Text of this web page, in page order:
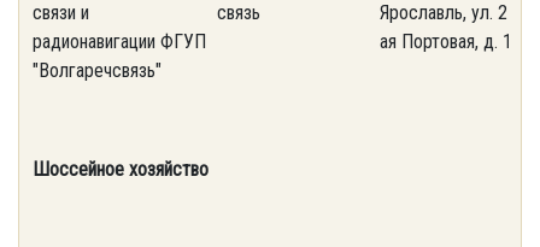
связи и
радионавигации ФГУП
"Волгаречсвязь"
связь
Ярославль, ул. 2-
ая Портовая, д. 1
Шоссейное хозяйство